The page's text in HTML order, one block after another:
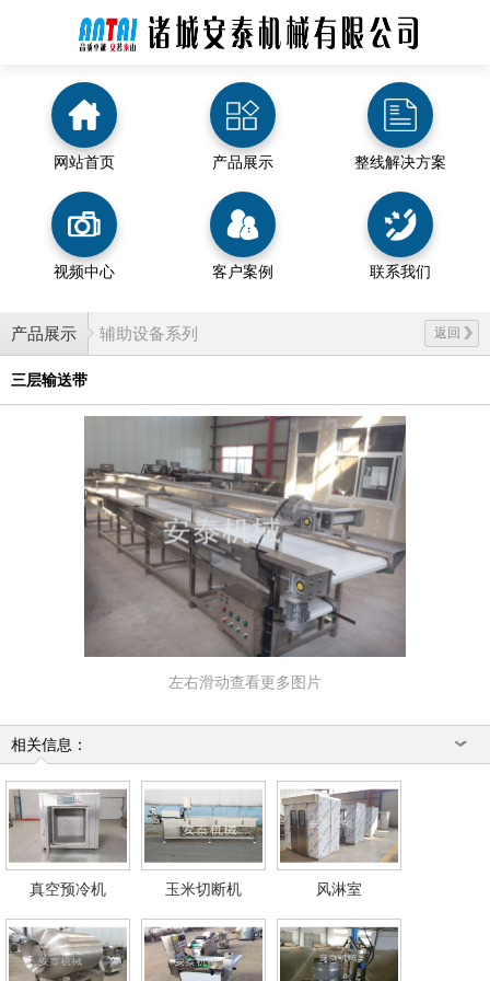
网站首页 产品展示 整线解决方案
视频中心 客户案例 联系我们
产品展示 返回
辅助设备系列
三层输送带
左右滑动查看更多图片
相关信息：
真空预冷机 玉米切断机 风淋室